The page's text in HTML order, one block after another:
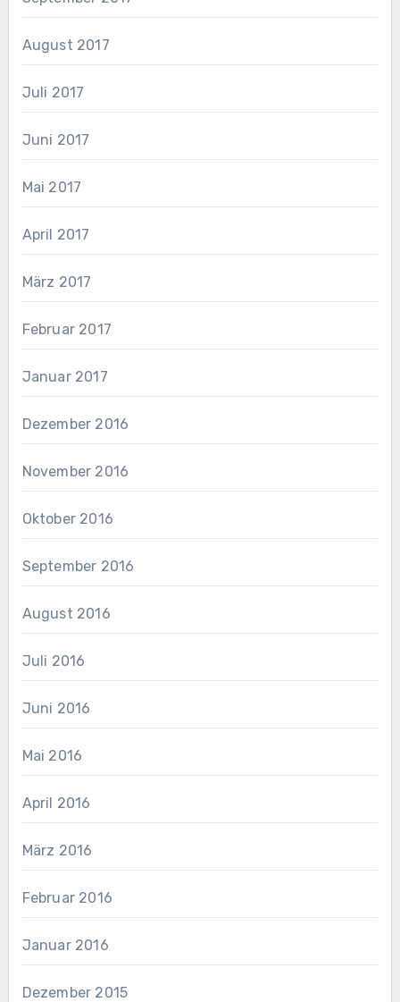
August 2017
Juli 2017
Juni 2017
Mai 2017
April 2017
März 2017
Februar 2017
Januar 2017
Dezember 2016
November 2016
Oktober 2016
September 2016
August 2016
Juli 2016
Juni 2016
Mai 2016
April 2016
März 2016
Februar 2016
Januar 2016
Dezember 2015